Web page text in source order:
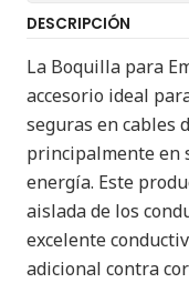
DESCRIPCIÓN
La Boquilla para
accesorio ideal
seguras en cables
principalmente en
energía. Este
aislada de los
excelente
adicional contra